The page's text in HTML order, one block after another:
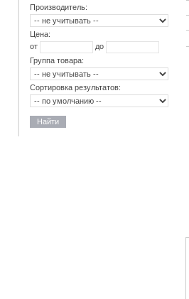
Производитель:
Цена:
от
до
Группа товара:
Сортировка результатов:
Найти